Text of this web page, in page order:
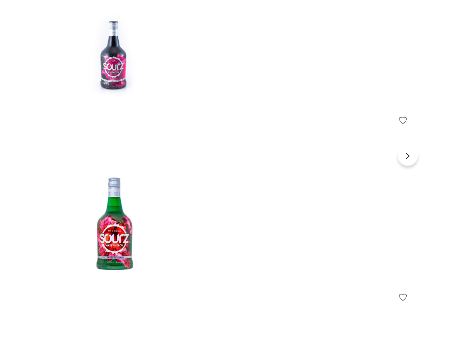
In den Korb
In den Korb